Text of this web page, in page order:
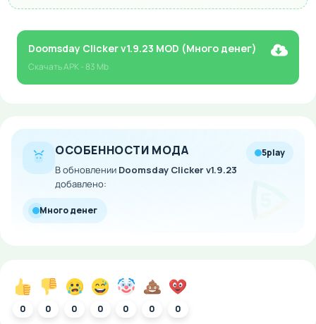
Doomsday Clicker v1.9.23 MOD (Много денег)
СкачатьAPK- 83 Mb
ОСОБЕННОСТИ МОДА
В обновлении Doomsday Clicker v1.9.23
добавлено:
5play
Много денег
0 0 0 0 0 0 0